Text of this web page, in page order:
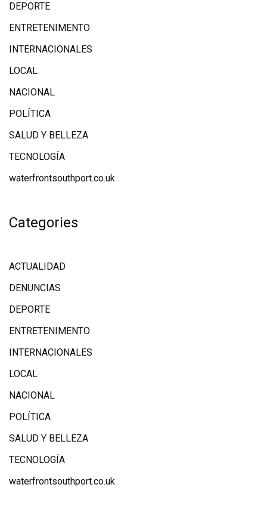
DEPORTE
ENTRETENIMENTO
INTERNACIONALES
LOCAL
NACIONAL
POLÍTICA
SALUD Y BELLEZA
TECNOLOGÍA
waterfrontsouthport.co.uk
Categories
ACTUALIDAD
DENUNCIAS
DEPORTE
ENTRETENIMENTO
INTERNACIONALES
LOCAL
NACIONAL
POLÍTICA
SALUD Y BELLEZA
TECNOLOGÍA
waterfrontsouthport.co.uk